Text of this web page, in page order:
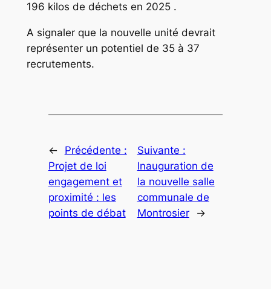
196 kilos de déchets en 2025 .
A signaler que la nouvelle unité devrait
représenter un potentiel de 35 à 37
recrutements.
←
Précédente :
Projet de loi
engagement et
proximité : les
points de débat
Suivante :
Inauguration de
la nouvelle salle
communale de
Montrosier
→